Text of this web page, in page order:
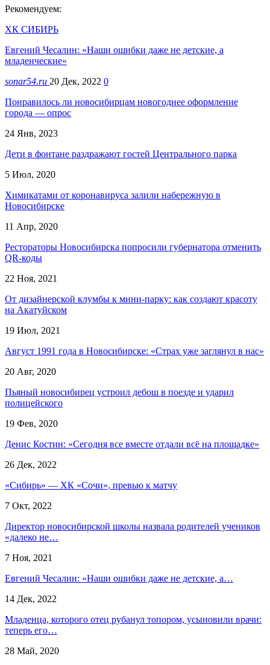
Рекомендуем:
ХК СИБИРЬ
Евгений Чесалин: «Наши ошибки даже не детские, а
младенческие»
sonar54.ru 20 Дек, 2022 0
Понравилось ли новосибирцам новогоднее оформление
города — опрос
24 Янв, 2023
Дети в фонтане раздражают гостей Центрального парка
5 Июл, 2020
Химикатами от коронавируса залили набережную в
Новосибирске
11 Апр, 2020
Рестораторы Новосибирска попросили губернатора отменить
QR-коды
22 Ноя, 2021
От дизайнерской клумбы к мини-парку: как создают красоту
на Акатуйском
19 Июл, 2021
Август 1991 года в Новосибирске: «Страх уже заглянул в нас»
20 Авг, 2020
Пьяный новосибирец устроил дебош в поезде и ударил
полицейского
19 Фев, 2020
Денис Костин: «Сегодня все вместе отдали всё на площадке»
26 Дек, 2022
«Сибирь» — ХК «Сочи», превью к матчу
7 Окт, 2022
Директор новосибирской школы назвала родителей учеников
«далеко не…
7 Ноя, 2021
Евгений Чесалин: «Наши ошибки даже не детские, а…
14 Дек, 2022
Младенца, которого отец рубанул топором, усыновили врачи:
теперь его…
28 Май, 2020